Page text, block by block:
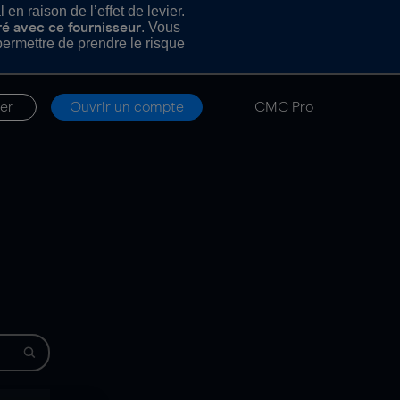
raison de l’effet de levier.
avec ce fournisseur. Vous
de prendre le risque
Ouvrir un compte CMC Pro